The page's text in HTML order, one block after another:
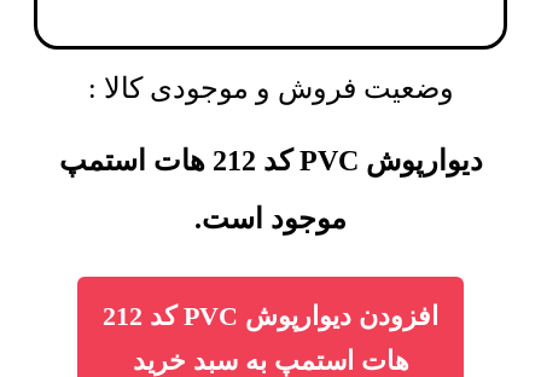
وضعیت فروش و موجودی کالا :
دیوارپوش PVC کد 212 هات استمپ
موجود است.
افزودن دیوارپوش PVC کد 212
هات استمپ به سبد خرید